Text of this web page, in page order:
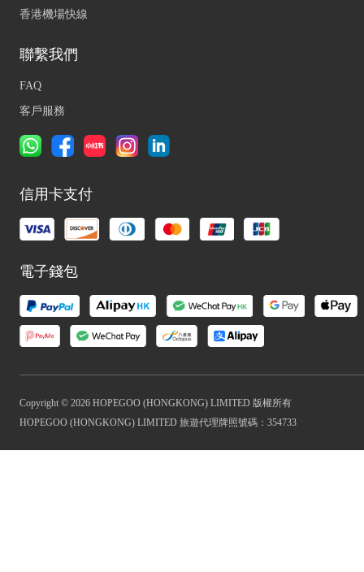
香港機場快線
聯繫我們
FAQ
客戶服務
信用卡支付
電子錢包
Copyright © 2026 HOPEGOO (HONGKONG) LIMITED 版權所有
HOPEGOO (HONGKONG) LIMITED 旅遊代理牌照號碼：354733